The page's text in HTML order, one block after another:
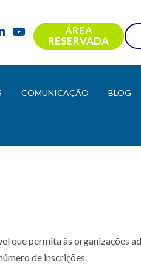
ÁREA
RESERVADA
COMUNICAÇÃO BLOG
que permita às organizações
de inscrições.